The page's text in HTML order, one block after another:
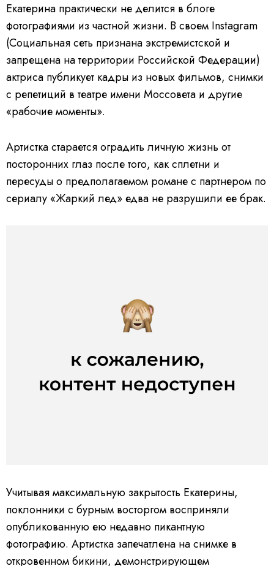
Екатерина практически не делится в блоге
фотографиями из частной жизни. В своем Instagram
(Социальная сеть признана экстремистской и
запрещена на территории Российской Федерации)
актриса публикует кадры из новых фильмов, снимки
с репетиций в театре имени Моссовета и другие
«рабочие моменты».
Артистка старается оградить личную жизнь от
посторонних глаз после того, как сплетни и
пересуды о предполагаемом романе с партнером по
сериалу «Жаркий лед» едва не разрушили ее брак.
Учитывая максимальную закрытость Екатерины,
поклонники с бурным восторгом восприняли
опубликованную ею недавно пикантную
фотографию. Артистка запечатлена на снимке в
откровенном бикини, демонстрирующем